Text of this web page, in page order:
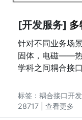
[开发服务]
针对不同业务场
固体，电磁——
学科之间耦合接
标签： 耦合接口开发
28717 | 查看更多